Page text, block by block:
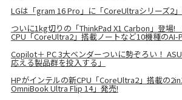
LGは「gram 16 Pro」に「CoreUltraシリーズ2
ついに1kg切りの「ThinkPad X1 Carbon」登
CPU「CoreUltra2」搭載ノートなど10機種のAI-
Copilot＋ PC 3大ベンダーついに勢ぞろい！
応える製品群を投入する」
HPがインテルの新CPU「CoreUltra2」搭載の
OmniBook Ultra Flip 14」発売!